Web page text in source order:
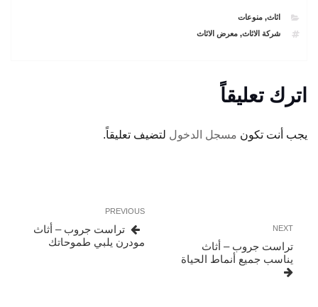
CATEGORIES
اثاث,منوعات
TAGS
شركة الاثاث,معرض الاثاث
اترك تعليقاً
يجب أنت تكون مسجل الدخول لتضيف تعليقاً.
المقالات
Previous
Post
PREVIOUS
تراست جروب – أثاث
مودرن يلبي طموحاتك
Next
Post
NEXT
تراست جروب – أثاث
يناسب جميع أنماط الحياة